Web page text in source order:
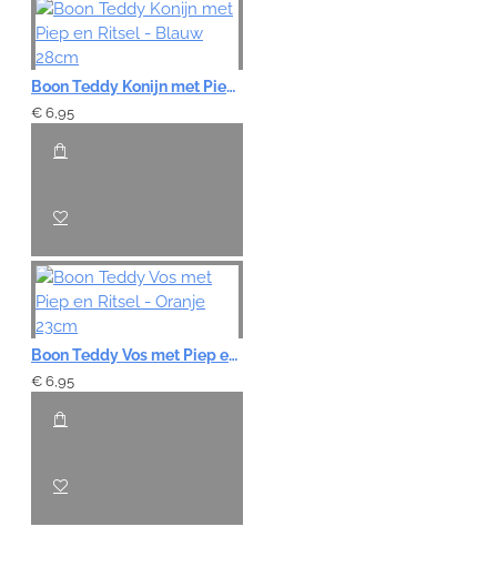
Boon Teddy Konijn met Piep en Ritsel - Blauw 28cm
€ 6,95
Boon Teddy Vos met Piep en Ritsel - Oranje 23cm
€ 6,95